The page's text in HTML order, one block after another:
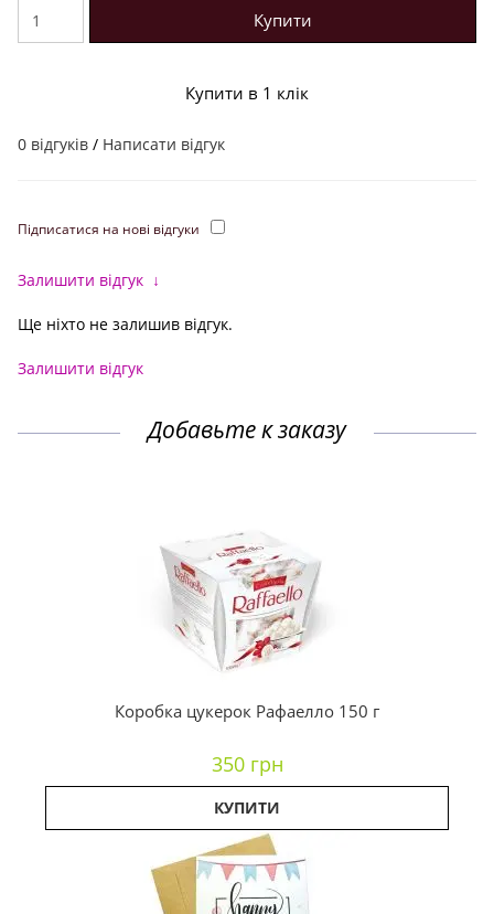
Купити
Купити в 1 клік
0 відгуків / Написати відгук
Підписатися на нові відгуки
Залишити відгук ↓
Ще ніхто не залишив відгук.
Залишити відгук
Добавьте к заказу
Коробка цукерок Рафаелло 150 г
350 грн
КУПИТИ